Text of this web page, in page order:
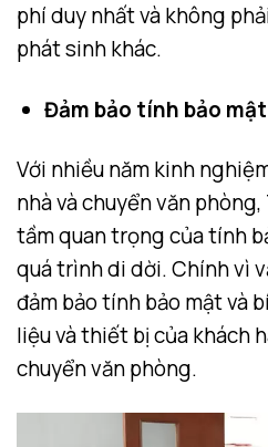
phí duy nhất và không
phát sinh khác.
Đảm bảo tính bảo
Với nhiều năm kinh
nhà và chuyển văn
tầm quan trọng của tính
quá trình di dời. Chính vì
đảm bảo tính bảo mật và
liệu và thiết bị của khách
chuyển văn phòng.